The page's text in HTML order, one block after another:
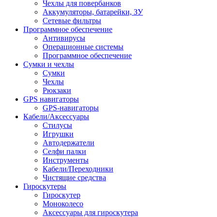
Чехлы для повербанков
Аккумуляторы, батарейки, ЗУ
Сетевые фильтры
Программное обеспечение
Антивирусы
Операционные системы
Программное обеспечение
Сумки и чехлы
Сумки
Чехлы
Рюкзаки
GPS навигаторы
GPS-навигаторы
Кабели/Аксессуары
Стилусы
Игрушки
Автодержатели
Селфи палки
Инструменты
Кабели/Переходники
Чистящие средства
Гироскутеры
Гироскутер
Моноколесо
Аксессуары для гироскутера